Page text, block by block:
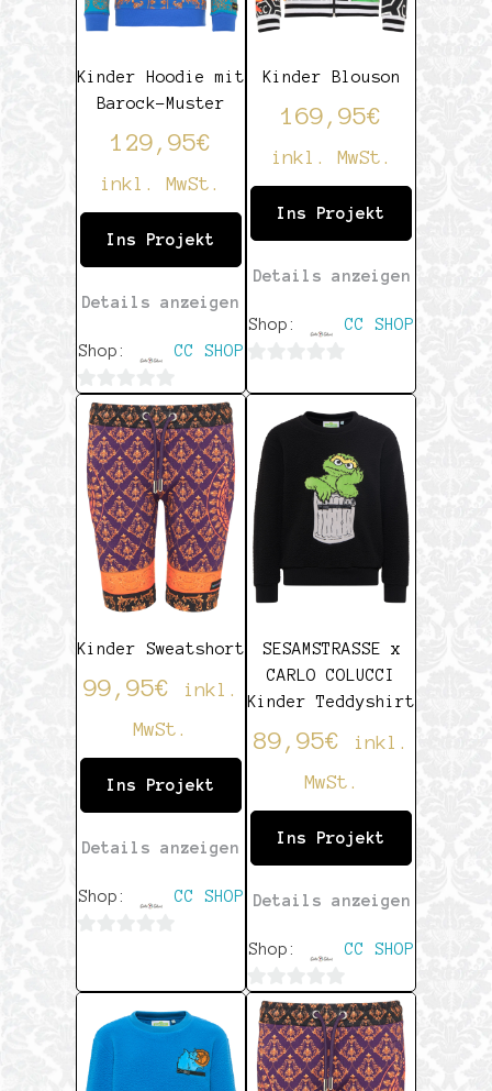
Kinder Hoodie mit
Barock-Muster
129,95€
inkl. MwSt.
Ins Projekt
Details anzeigen
Shop: CC SHOP
0
von
5
Kinder Blouson
169,95€
inkl. MwSt.
Ins Projekt
Details anzeigen
Shop: CC SHOP
Kinder Sweatshort
99,95€
inkl.
MwSt.
Ins Projekt
Details anzeigen
Shop: CC SHOP
SESAMSTRASSE x
CARLO COLUCCI
Kinder Teddyshirt
89,95€
inkl.
MwSt.
Ins Projekt
Details anzeigen
Shop: CC SHOP
von
5